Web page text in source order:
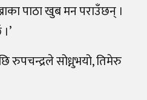
पाठा खुब मन पराउँछन् ।
सोध्नुभयो, तिमेरु